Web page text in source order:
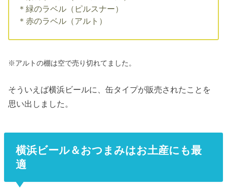
＊緑のラベル（ピルスナー）
＊赤のラベル（アルト）
※アルトの棚は空で売り切れてました。
そういえば横浜ビールに、缶タイプが販売されたことを
思い出しました。
横浜ビール＆おつまみはお土産にも最
適